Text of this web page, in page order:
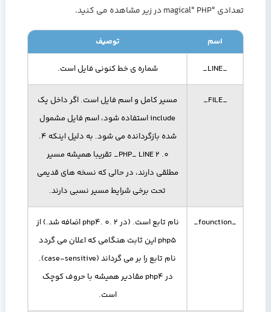
تعدادی "magical" PHP در زیر مشاهده می کنید.
اسم توصیف
_LINE_ شماره ی خط کنونی فایل است.
_FILE_
مسیر کامل و اسم فایل است. اگر داخل یک
include استفاده شود، اسم فایل مشمول
شده بازگردانده می شود. به دلیل اینکه 4.
0. 2 PHP_ LINE_ تقریبا همیشه مسیر
مطلقی دارند، در حالی که نسخه های قدیمی
تحت برخی شرایط مسیر نسبی دارند.
_founction_
نام تابع است. (در php4. 0. 2 اضافه شد.) از
php5 این ثابت هنگامی که اعلان می گردد
نام تابع را بر می گرداند (case-sensitive).
در php4 مقادیر همیشه با حروف کوچک
است.